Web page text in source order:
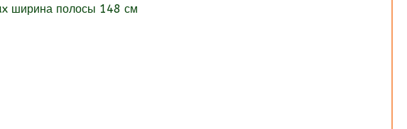
ширина полосы 148 см